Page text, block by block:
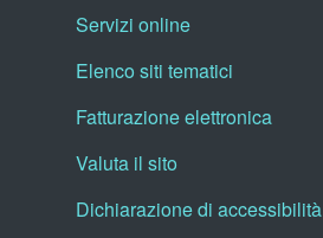
Servizi online
Elenco siti tematici
Fatturazione elettronica
Valuta il sito
Dichiarazione di accessibilità